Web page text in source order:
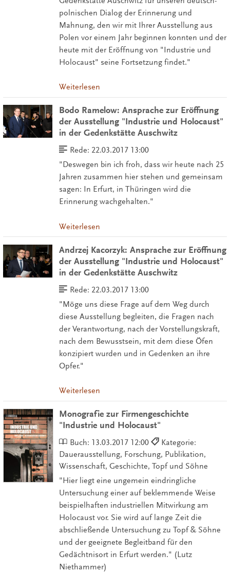
polnischen Dialog der Erinnerung und
Mahnung, den wir mit Ihrer Ausstellung aus
Polen vor einem Jahr beginnen konnten und der
heute mit der Eröffnung von "Industrie und
Holocaust" seine Fortsetzung findet."
Weiterlesen
Bodo Ramelow: Ansprache zur Eröffnung
der Ausstellung "Industrie und Holocaust"
in der Gedenkstätte Auschwitz
Rede: 22.03.2017 13:00
"Deswegen bin ich froh, dass wir heute nach 25
Jahren zusammen hier stehen und gemeinsam
sagen: In Erfurt, in Thüringen wird die
Erinnerung wachgehalten."
Weiterlesen
Andrzej Kacorzyk: Ansprache zur Eröffnung
der Ausstellung "Industrie und Holocaust"
in der Gedenkstätte Auschwitz
Rede: 22.03.2017 13:00
"Möge uns diese Frage auf dem Weg durch
diese Ausstellung begleiten, die Fragen nach
der Verantwortung, nach der Vorstellungskraft,
nach dem Bewusstsein, mit dem diese Öfen
konzipiert wurden und in Gedenken an ihre
Opfer."
Weiterlesen
Monografie zur Firmengeschichte
"Industrie und Holocaust"
Buch: 13.03.2017 12:00
Kategorie:
Dauerausstellung, Forschung, Publikation,
Wissenschaft, Geschichte, Topf und Söhne
"Hier liegt eine ungemein eindringliche
Untersuchung einer auf beklemmende Weise
beispielhaften industriellen Mitwirkung am
Holocaust vor. Sie wird auf lange Zeit die
abschließende Untersuchung zu Topf & Söhne
und der geeignete Begleitband für den
Gedächtnisort in Erfurt werden." (Lutz
Niethammer)